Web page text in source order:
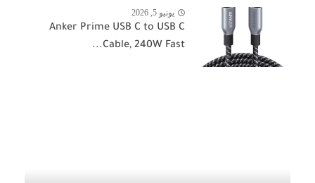
يونيو 5, 2026
Anker Prime USB C to USB C
Cable, 240W Fast...